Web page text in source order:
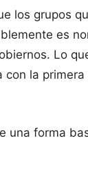
los grupos
es
Lo
la
una forma